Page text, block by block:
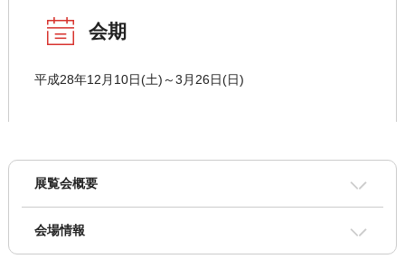
会期
平成28年12月10日(土)～3月26日(日)
展覧会概要
会場情報